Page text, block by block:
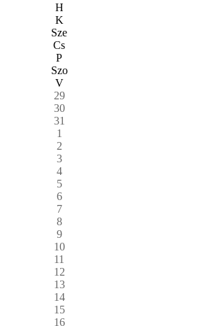
H
K
Sze
Cs
P
Szo
V
29
30
31
1
2
3
4
5
6
7
8
9
10
11
12
13
14
15
16